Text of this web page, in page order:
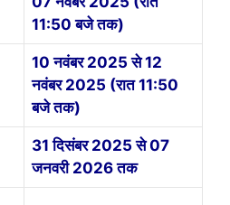
11:50 बजे तक)
10 नवंबर 2025 से 12
नवंबर 2025 (रात 11:50
बजे तक)
31 दिसंबर 2025 से 07
जनवरी 2026 तक